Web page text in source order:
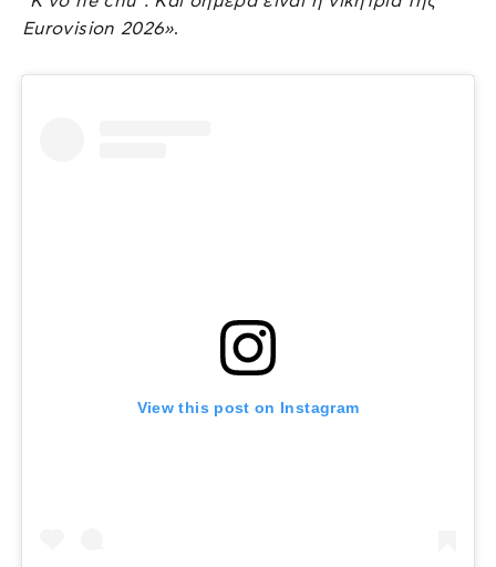
Eurovision 2026».
View this post on Instagram